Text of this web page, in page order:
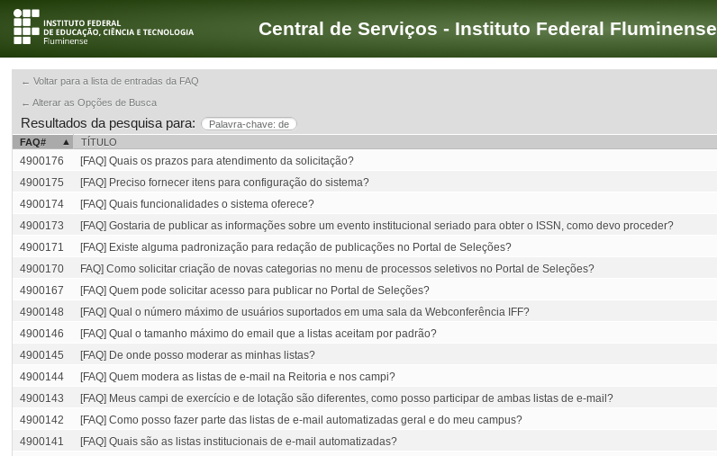
Central de Serviços - Instituto Federal Fluminense
← Voltar para a lista de entradas da FAQ
← Alterar as Opções de Busca
Resultados da pesquisa para:
Palavra-chave: de
FAQ#
TÍTULO
4900176 [FAQ] Quais os prazos para atendimento da solicitação?
4900175
[FAQ] Preciso fornecer itens para configuração do sistema?
4900174
[FAQ] Quais funcionalidades o sistema oferece?
4900173
[FAQ] Gostaria de publicar as informações sobre um evento institucional seriado para obter o ISSN, como devo proceder?
4900171
[FAQ] Existe alguma padronização para redação de publicações no Portal de Seleções?
4900170
FAQ] Como solicitar criação de novas categorias no menu de processos seletivos no Portal de Seleções?
4900167
[FAQ] Quem pode solicitar acesso para publicar no Portal de Seleções?
4900148
[FAQ] Qual o número máximo de usuários suportados em uma sala da Webconferência IFF?
4900146
[FAQ] Qual o tamanho máximo do email que a listas aceitam por padrão?
4900145
[FAQ] De onde posso moderar as minhas listas?
4900144
[FAQ] Quem modera as listas de e-mail na Reitoria e nos campi?
4900143
[FAQ] Meus campi de exercício e de lotação são diferentes, como posso participar de ambas listas de e-mail?
4900142
[FAQ] Como posso fazer parte das listas de e-mail automatizadas geral e do meu campus?
4900141
[FAQ] Quais são as listas institucionais de e-mail automatizadas?